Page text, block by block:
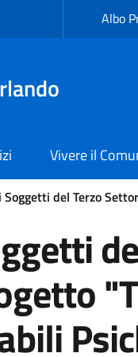
Albo
Vivere il
del Terzo